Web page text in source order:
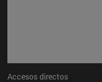
Accesos directos